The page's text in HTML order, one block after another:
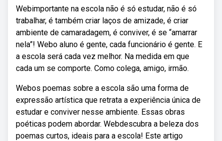
Webimportante na escola não é só estudar, não é só
trabalhar, é também criar laços de amizade, é criar
ambiente de camaradagem, é conviver, é se “amarrar
nela”! Webo aluno é gente, cada funcionário é gente. E
a escola será cada vez melhor. Na medida em que
cada um se comporte. Como colega, amigo, irmão.
Webos poemas sobre a escola são uma forma de
expressão artística que retrata a experiência única de
estudar e conviver nesse ambiente. Essas obras
poéticas podem abordar. Webdescubra a beleza dos
poemas curtos, ideais para a escola! Este artigo